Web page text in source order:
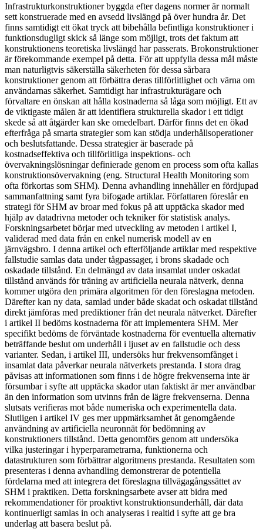
Infrastrukturkonstruktioner byggda efter dagens normer är normalt
sett konstruerade med en avsedd livslängd på över hundra år. Det
finns samtidigt ett ökat tryck att bibehålla befintliga konstruktioner i
funktionsdugligt skick så länge som möjligt, trots det faktum att
konstruktionens teoretiska livslängd har passerats. Brokonstruktioner
är förekommande exempel på detta. För att uppfylla dessa mål måste
man naturligtvis säkerställa säkerheten för dessa sårbara
konstruktioner genom att förbättra deras tillförlitlighet och värna om
användarnas säkerhet. Samtidigt har infrastrukturägare och
förvaltare en önskan att hålla kostnaderna så låga som möjligt. Ett av
de viktigaste målen är att identifiera strukturella skador i ett tidigt
skede så att åtgärder kan ske omedelbart. Därför finns det en ökad
efterfråga på smarta strategier som kan stödja underhållsoperationer
och beslutsfattande. Dessa strategier är baserade på
kostnadseffektiva och tillförlitliga inspektions- och
övervakningslösningar definierade genom en process som ofta kallas
konstruktionsövervakning (eng. Structural Health Monitoring som
ofta förkortas som SHM). Denna avhandling innehåller en fördjupad
sammanfattning samt fyra bifogade artiklar. Författaren föreslår en
strategi för SHM av broar med fokus på att upptäcka skador med
hjälp av datadrivna metoder och tekniker för statistisk analys.
Forskningsarbetet börjar med utveckling av metoden i artikel I,
validerad med data från en enkel numerisk modell av en
järnvägsbro. I denna artikel och efterföljande artiklar med respektive
fallstudie samlas data under tågpassager, i brons skadade och
oskadade tillstånd. En delmängd av data insamlat under oskadat
tillstånd används för träning av artificiella neurala nätverk, denna
kommer utgöra den primära algoritmen för den föreslagna metoden.
Därefter kan ny data, samlad under både skadat och oskadat tillstånd
direkt jämföras med prediktioner från det neurala nätverket. Därefter
i artikel II bedöms kostnaderna för att implementera SHM. Mer
specifikt bedöms de förväntade kostnaderna för eventuella alternativ
beträffande beslut om underhåll i ljuset av en fallstudie och dess
varianter. Sedan, i artikel III, undersöks hur frekvensomfånget i
insamlat data påverkar neurala nätverkets prestanda. I stora drag
påvisas att informationen som finns i de högre frekvenserna inte är
försumbar i syfte att upptäcka skador utan faktiskt är mer användbar
än den information som utvinns från de lägre frekvenserna. Denna
slutsats verifieras mot både numeriska och experimentella data.
Slutligen i artikel IV ges mer uppmärksamhet åt genomgående
användning av artificiella neuronnät för bedömning av
konstruktioners tillstånd. Detta genomförs genom att undersöka
vilka justeringar i hyperparametrarna, funktionerna och
datastrukturen som förbättrar algoritmens prestanda. Resultaten som
presenteras i denna avhandling demonstrerar de potentiella
fördelarna med att integrera det föreslagna tillvägagångssättet av
SHM i praktiken. Detta forskningsarbete avser att bidra med
rekommendationer för proaktivt konstruktionsunderhåll, där data
kontinuerligt samlas in och analyseras i realtid i syfte att ge bra
underlag att basera beslut på.